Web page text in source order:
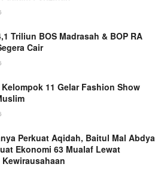
Triliun BOS Madrasah & BOP RA
Cair
Kelompok 11 Gelar Fashion Show
Perkuat Aqidah, Baitul Mal Abdya
Ekonomi 63 Mualaf Lewat